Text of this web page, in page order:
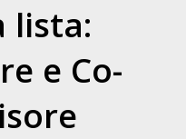
lista:
e Co-